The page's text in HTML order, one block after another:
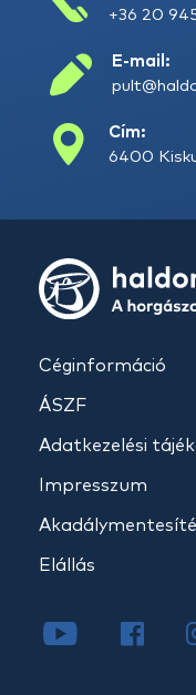
+36 20
E-mail:
Cím:
6400
Céginformáció
ÁSZF
Adatkezelési
Impresszum
Elállás